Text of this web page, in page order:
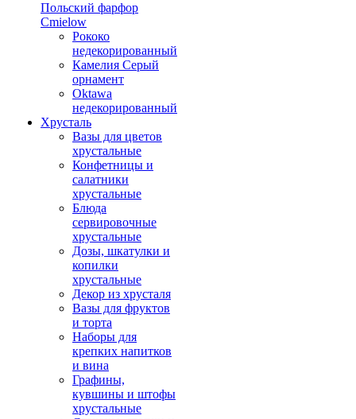
Польский фарфор
Сmielow
Рококо
недекорированный
Камелия Серый
орнамент
Oktawa
недекорированный
Хрусталь
Вазы для цветов
хрустальные
Конфетницы и
салатники
хрустальные
Блюда
сервировочные
хрустальные
Дозы, шкатулки и
копилки
хрустальные
Декор из хрусталя
Вазы для фруктов
и торта
Наборы для
крепких напитков
и вина
Графины,
кувшины и штофы
хрустальные